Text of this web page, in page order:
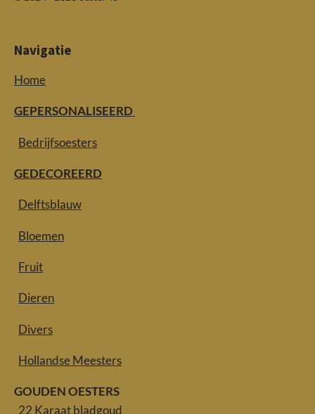
Navigatie
Home
GEPERSONALISEERD
Bedrijfsoesters
GEDECOREERD
Delftsblauw
Bloemen
Fruit
Dieren
Divers
Hollandse Meesters
GOUDEN OESTERS
22 Karaat bladgoud